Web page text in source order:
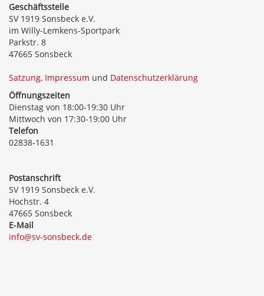
Geschäftsstelle
SV 1919 Sonsbeck e.V.
im Willy-Lemkens-Sportpark
Parkstr. 8
47665 Sonsbeck
Satzung, Impressum und Datenschutzerklärung
Öffnungszeiten
Dienstag von 18:00-19:30 Uhr
Mittwoch von 17:30-19:00 Uhr
Telefon
02838-1631
Postanschrift
SV 1919 Sonsbeck e.V.
Hochstr. 4
47665 Sonsbeck
E-Mail
info@sv-sonsbeck.de